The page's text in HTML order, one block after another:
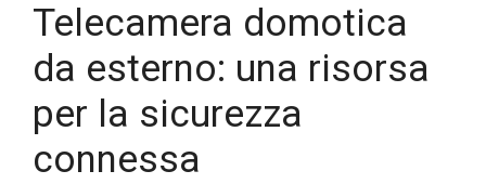
Telecamera domotica
da esterno: una risorsa
per la sicurezza
connessa